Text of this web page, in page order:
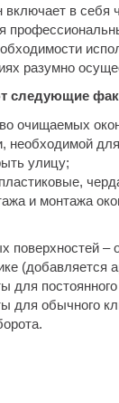
в себя
разумно
следующие
очищаемых
необходимой
улицу;
и монтажа
поверхностей –
(добавляется
для
для обычного